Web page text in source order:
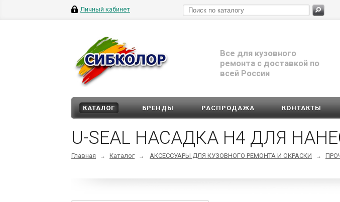
Личный кабинет
Все для кузовного
ремонта с доставкой по
всей России
КАТАЛОГ БРЕНДЫ РАСПРОДАЖА КОНТАКТЫ
U-SEAL НАСАДКА H4 ДЛЯ
Главная → Каталог → АКСЕССУАРЫ ДЛЯ КУЗОВНОГО РЕМОНТА И ОКРАСКИ →